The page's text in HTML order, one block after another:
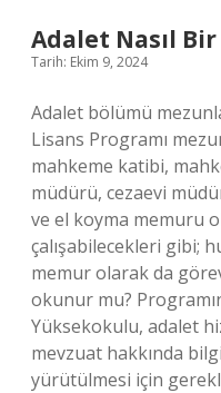
Adalet Nasıl
Tarih: Ekim 9, 2024
Adalet bölümü
Lisans Programı
mahkeme katibi,
müdürü, cezaevi
ve el koyma memuru
çalışabilecekleri gibi;
memur olarak da
okunur mu?
Yüksekokulu, adalet
mevzuat hakkında
yürütülmesi için